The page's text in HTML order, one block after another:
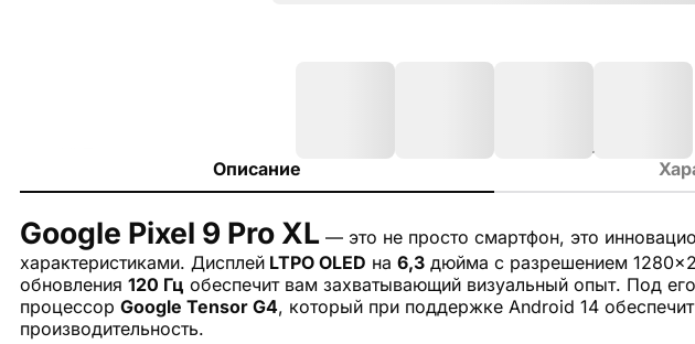
Описание
Google Pixel 9 Pro XL — это не просто смартфон, это
характеристиками. Дисплей LTPO OLED на 6,3 дюйма с разрешением
обновления 120 Гц обеспечит вам захватывающий визуальный опыт. Под
процессор Google Tensor G4, который при поддержке Android 14
производительность.